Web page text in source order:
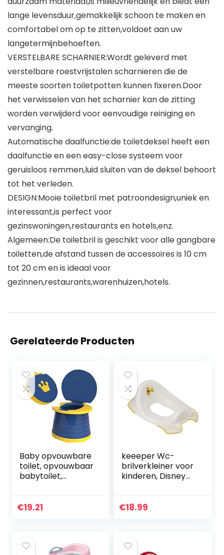
lange levensduur,gemakkelijk schoon te maken en
comfortabel om op te zitten,voldoet aan uw
langetermijnbehoeften.
VERSTELBARE SCHARNIER:Wordt geleverd met
verstelbare roestvrijstalen scharnieren die de
meeste soorten toiletpotten kunnen fixeren.Door
het verwisselen van het scharnier kan de zitting
worden verwijderd voor eenvoudige reiniging en
vervanging.
Automatische daalfunctie:de toiletdeksel heeft een
daalfunctie en een easy-close systeem voor
geruisloos remmen,luid sluiten van de deksel behoort
tot het verleden.
DESIGN:Mooie toiletbril met patroondesign,uniek en
interessant,is perfect voor
gezinswoningen,restaurants en hotels,enz.
Algemeen:De toiletbril is geschikt voor alle gangbare
toiletten,de afstand tussen de accessoires is 10 cm
tot 20 cm en is ideaal voor
gezinnen,restaurants,warenhuizen,hotels.
Gerelateerde Producten
Baby opvouwbare
toilet, opvouwbaar
babytoilet,
kindertoilet,
€19.21
keeeper Wc-
brilverkleiner voor
kinderen, Disney
4 jaar, met antislip,
€18.99